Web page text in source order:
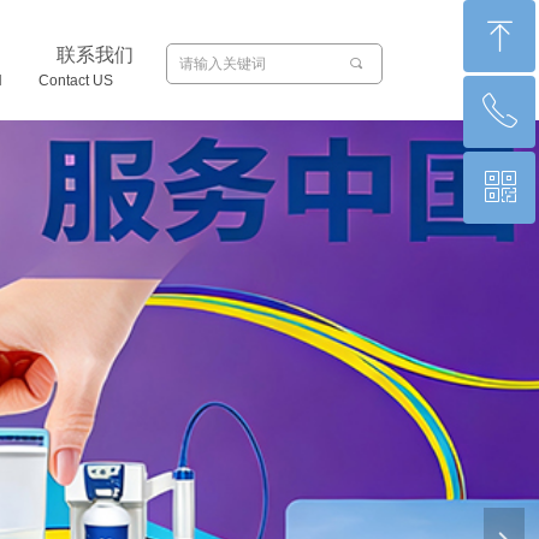
联系我们 끠
Contact US
ꁸ
回到顶部
ꂅ
0871-65011066
ꀥ